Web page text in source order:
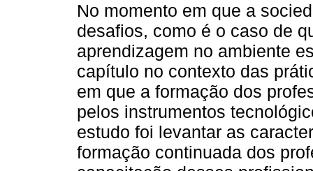
No momento em que a
desafios, como é o caso de
aprendizagem no ambiente
capítulo no contexto das
em que a formação dos
pelos instrumentos
estudo foi levantar as
formação continuada dos